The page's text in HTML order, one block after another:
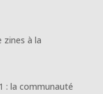
zines à la
: la communauté